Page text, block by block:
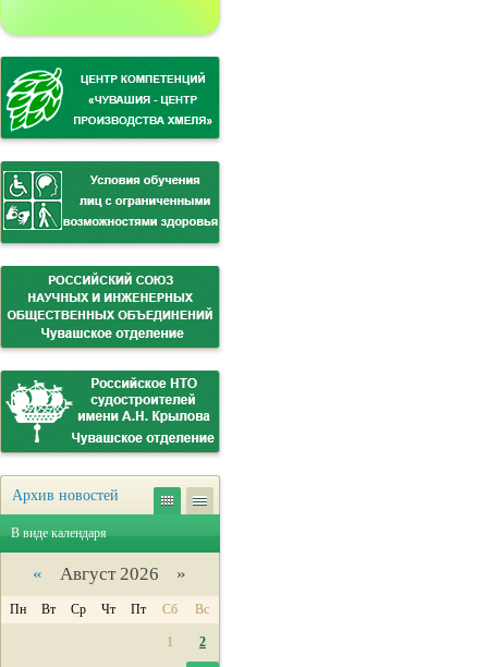
Архив новостей
В виде календаря
« Август 2026 »
Пн Вт Ср Чт Пт Сб Вс
1 2